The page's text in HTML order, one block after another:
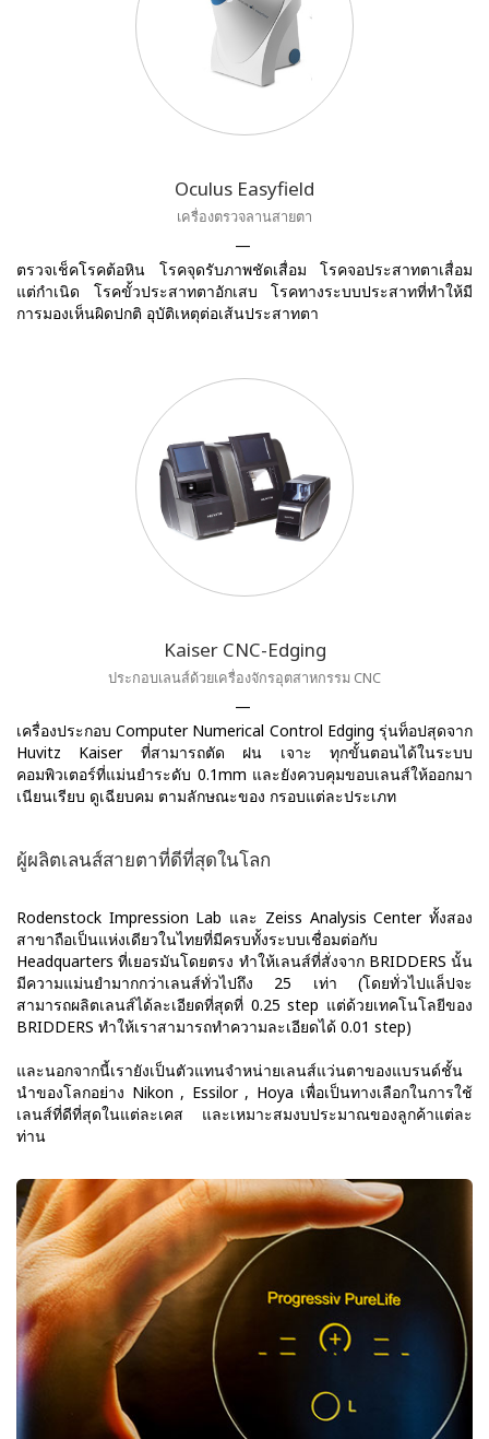
Oculus Easyfield
เครื่องตรวจลานสายตา
ตรวจเช็คโรคต้อหิน โรคจุดรับภาพชัดเสื่อม โรคจอประสาทตาเสื่อม
แต่กำเนิด โรคขั้วประสาทตาอักเสบ โรคทางระบบประสาทที่ทำให้มี
การมองเห็นผิดปกติ อุบัติเหตุต่อเส้นประสาทตา
Kaiser CNC-Edging
ประกอบเลนส์ด้วยเครื่องจักรอุตสาหกรรม CNC
เครื่องประกอบ Computer Numerical Control Edging รุ่นท็อปสุดจาก
Huvitz Kaiser ที่สามารถตัด ฝน เจาะ ทุกขั้นตอนได้ในระบบ
คอมพิวเตอร์ที่แม่นยำระดับ 0.1mm และยังควบคุมขอบเลนส์ให้ออกมา
เนียนเรียบ ดูเฉียบคม ตามลักษณะของ กรอบแต่ละประเภท
ผู้ผลิตเลนส์สายตาที่ดีที่สุดในโลก
Rodenstock Impression Lab และ Zeiss Analysis Center ทั้งสอง
สาขาถือเป็นแห่งเดียวในไทยที่มีครบทั้งระบบเชื่อมต่อกับ
Headquarters ที่เยอรมันโดยตรง ทำให้เลนส์ที่สั่งจาก BRIDDERS นั้น
มีความแม่นยำมากกว่าเลนส์ทั่วไปถึง 25 เท่า (โดยทั่วไปแล็ปจะ
สามารถผลิตเลนส์ได้ละเอียดที่สุดที่ 0.25 step แต่ด้วยเทคโนโลยีของ
BRIDDERS ทำให้เราสามารถทำความละเอียดได้ 0.01 step)
และนอกจากนี้เรายังเป็นตัวแทนจำหน่ายเลนส์แว่นตาของแบรนด์ชั้น
นำของโลกอย่าง Nikon , Essilor , Hoya เพื่อเป็นทางเลือกในการใช้
เลนส์ที่ดีที่สุดในแต่ละเคส และเหมาะสมงบประมาณของลูกค้าแต่ละ
ท่าน